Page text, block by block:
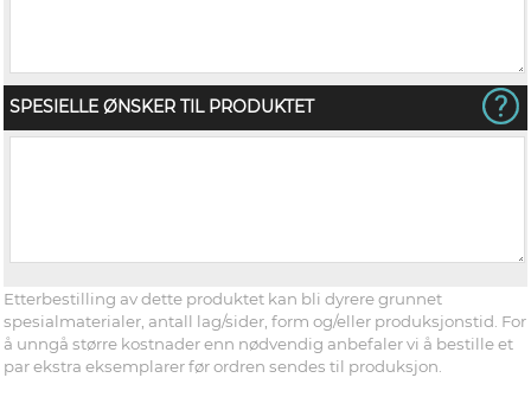
SPESIELLE ØNSKER TIL PRODUKTET
Etterbestilling av dette produktet kan bli dyrere grunnet
spesialmaterialer, antall lag/sider, form og/eller produksjonstid. For
å unngå større kostnader enn nødvendig anbefaler vi å bestille et
par ekstra eksemplarer før ordren sendes til produksjon.